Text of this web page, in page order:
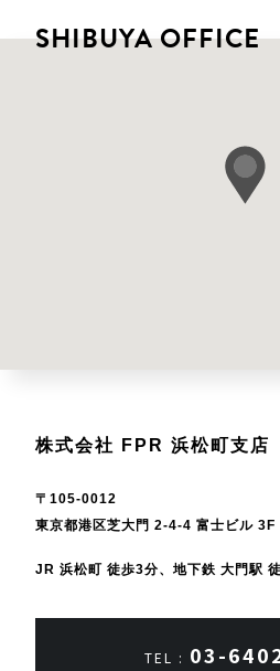
SHIBUYA OFFICE
株式会社 FPR 浜松町支店
〒105-0012
東京都港区芝大門 2-4-4 富士ビル 3F
JR 浜松町 徒歩3分、地下鉄 大門駅
TEL : 03-